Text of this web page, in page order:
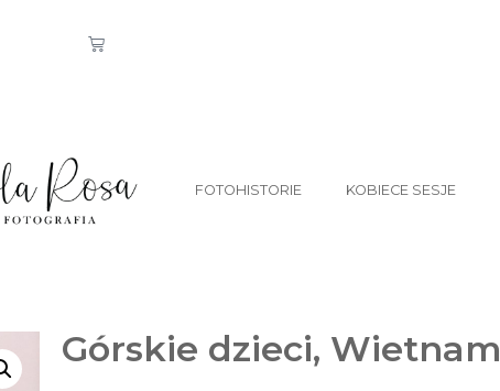
FOTOHISTORIE KOBIECE SESJE
Górskie dzieci, Wietnam